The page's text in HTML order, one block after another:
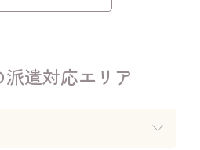
遣対応エリア